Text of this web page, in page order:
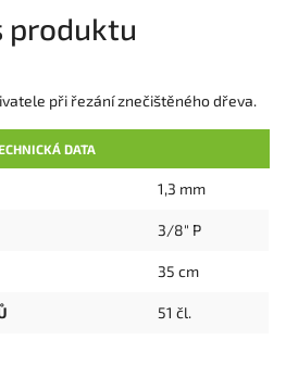
produktu
při řezání znečištěného dřeva.
DATA
1,3 mm
3/8" P
35 cm
51 čl.